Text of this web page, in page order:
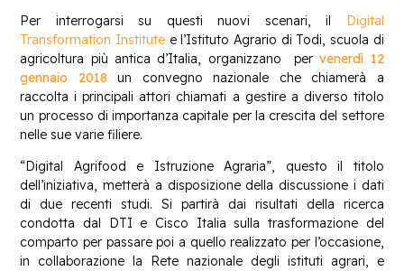
Per interrogarsi su questi nuovi scenari, il Digital
Transformation Institute e l’Istituto Agrario di Todi, scuola di
agricoltura più antica d’Italia, organizzano pervenerdì 12
gennaio 2018 un convegno nazionale che chiamerà a
raccolta i principali attori chiamati a gestire a diverso titolo
un processo di importanza capitale per la crescita del settore
nelle sue varie filiere.
“Digital Agrifood e Istruzione Agraria”, questo il titolo
dell’iniziativa, metterà a disposizione della discussione i dati
di due recenti studi. Si partirà dai risultati della ricerca
condotta dal DTI e Cisco Italia sulla trasformazione del
comparto per passare poi a quello realizzato per l’occasione,
in collaborazione la Rete nazionale degli istituti agrari, e